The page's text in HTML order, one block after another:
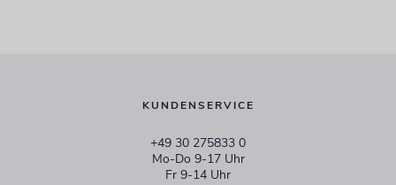
KUNDENSERVICE
+49 30 275833 0
Mo-Do 9-17 Uhr
Fr 9-14 Uhr